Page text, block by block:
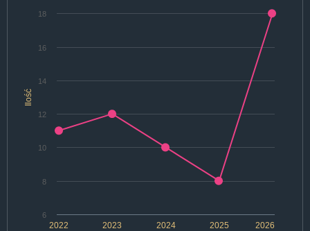
Ilość
2022 2024 2026
2023 2025
6
8
10
12
14
16
18